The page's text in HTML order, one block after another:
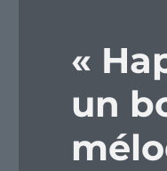
«
un